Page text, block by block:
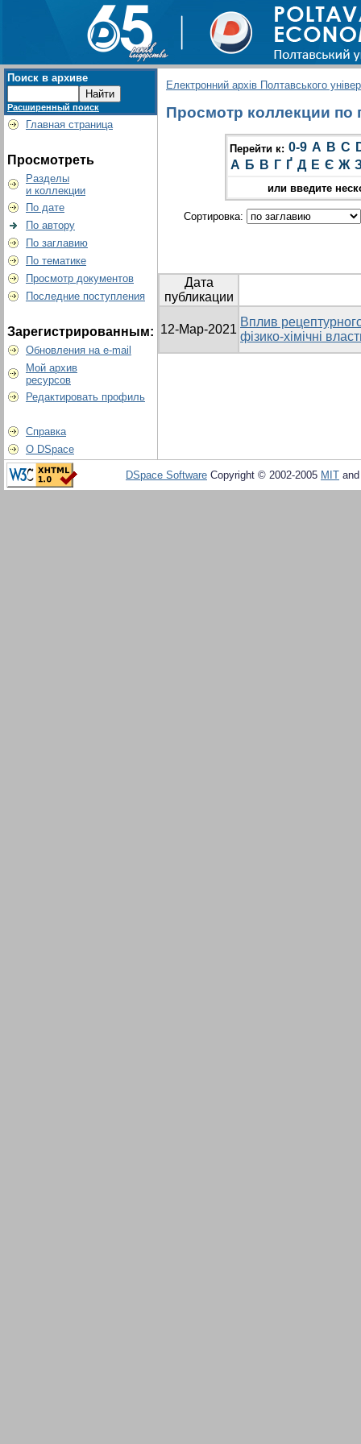
Поиск в архиве
Расширенный поиск
Главная страница
Просмотреть
Разделы
и коллекции
По дате
По автору
По заглавию
По тематике
Просмотр документов
Последние поступления
Зарегистрированным:
Обновления на e-mail
Мой архив
ресурсов
Редактировать профиль
Справка
О DSpace
Електронний архів Полтавського
Просмотр коллекции по
Перейти к: 0-9 A B C
А Б В Г Ґ Д Е Є Ж
или введите
Сортировка:
Дата
публикации
12-Мар-2021
Вплив
фізико-хімічні
DSpace Software Copyright © 2002-2005 MIT